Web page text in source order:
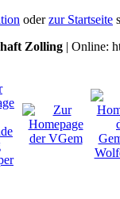
oderzur Startseite
Zolling | Online: